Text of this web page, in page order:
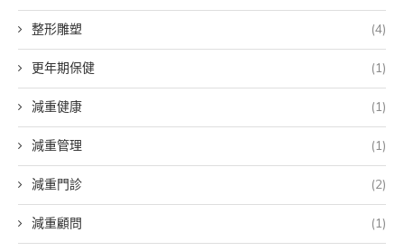
整形雕塑 (4)
更年期保健 (1)
減重健康 (1)
減重管理 (1)
減重門診 (2)
減重顧問 (1)